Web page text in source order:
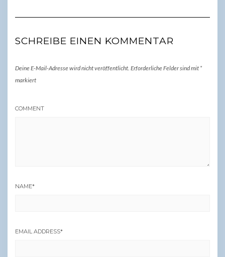
SCHREIBE EINEN KOMMENTAR
Deine E-Mail-Adresse wird nicht veröffentlicht. Erforderliche Felder sind mit *
markiert
COMMENT
NAME*
EMAIL ADDRESS*